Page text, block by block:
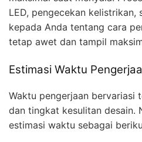
LED, pengecekan
kepada Anda tentang cara
tetap awet dan tampil
Estimasi Waktu
Waktu pengerjaan bervariasi
dan tingkat kesulitan desain.
estimasi waktu sebagai